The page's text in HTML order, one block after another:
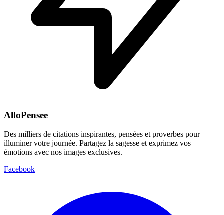
AlloPensee
Des milliers de citations inspirantes, pensées et proverbes pour
illuminer votre journée. Partagez la sagesse et exprimez vos
émotions avec nos images exclusives.
Facebook